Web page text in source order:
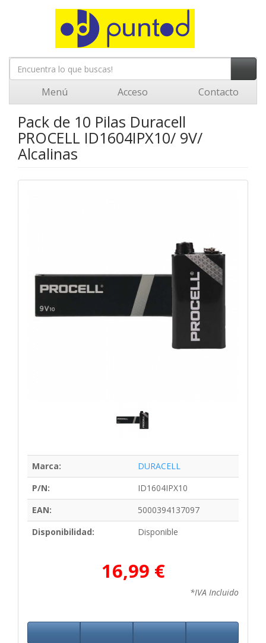
Menú Acceso Contacto
Pack de 10 Pilas Duracell
PROCELL ID1604IPX10/ 9V/
Alcalinas
Marca:
DURACELL
P/N:
ID1604IPX10
EAN:
5000394137097
Disponibilidad:
Disponible
16,99 €
*IVA Incluido